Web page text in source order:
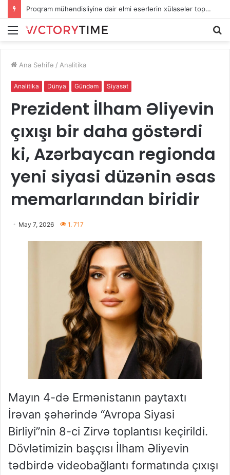
Proqram mühəndisliyinə dair elmi əsərlərin xülasələr toplusu dərc edilib
Menu
Ana Səhifə / Analitika
Analitika Dünya Gündəm Siyasət
Prezident İlham Əliyevin
çıxışı bir daha göstərdi
ki, Azərbaycan regionda
yeni siyasi düzənin əsas
memarlarından biridir
May 7, 2026 1. 717
Mayın 4-də Ermənistanın paytaxtı
İrəvan şəhərində “Avropa Siyasi
Birliyi”nin 8-ci Zirvə toplantısı keçirildi.
Dövlətimizin başçısı İlham Əliyevin
tədbirdə videobağlantı formatında çıxışı